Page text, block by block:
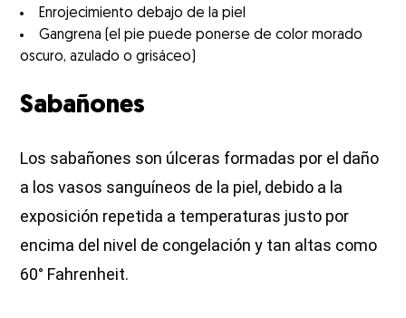
Enrojecimiento debajo de la piel
Gangrena (el pie puede ponerse de color morado
oscuro, azulado o grisáceo)
Sabañones
Los sabañones son úlceras formadas por el daño
a los vasos sanguíneos de la piel, debido a la
exposición repetida a temperaturas justo por
encima del nivel de congelación y tan altas como
60° Fahrenheit.